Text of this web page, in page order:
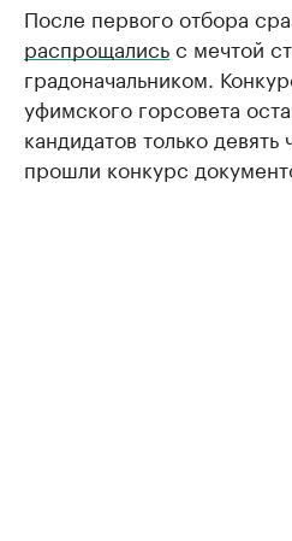
После первого отбора
распрощалисьс мечтой
градоначальником.
уфимского горсовета
кандидатов только
прошли конкурс